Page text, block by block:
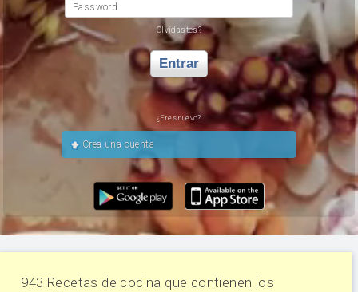
Password
Olvidastes?
Entrar
¿Eres nuevo?
Crea una cuenta
943 Recetas de cocina que contienen los